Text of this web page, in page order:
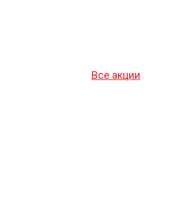
Все акции